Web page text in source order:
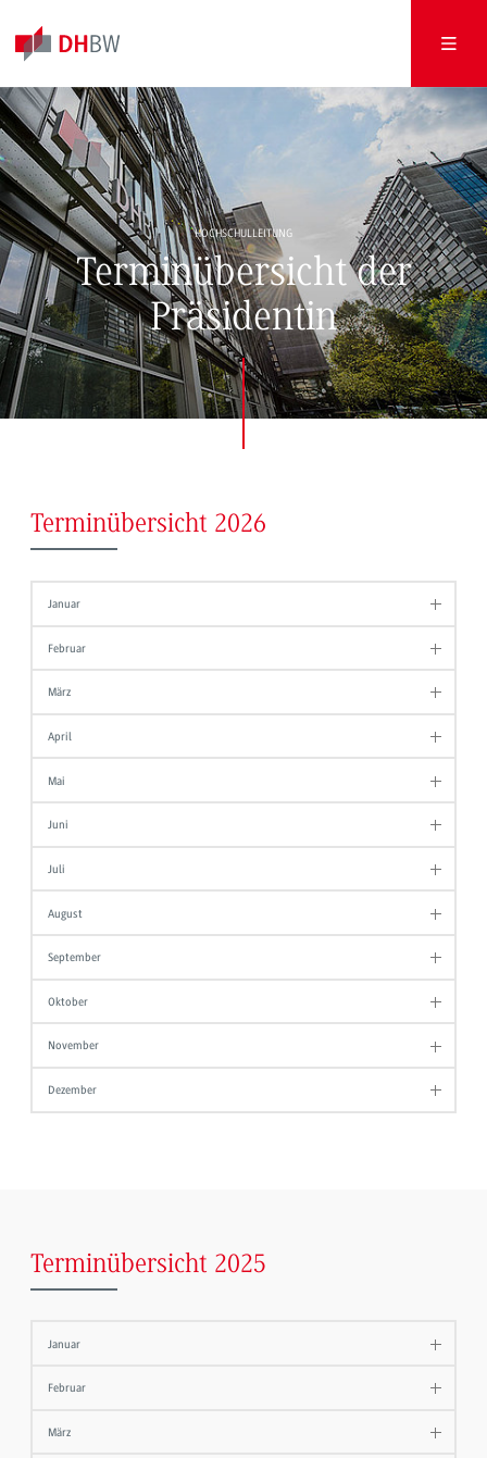
HOCHSCHULLEITUNG
Terminübersicht der
Präsidentin
Terminübersicht 2026
Januar
Februar
März
April
Mai
Juni
Juli
August
September
Oktober
November
Dezember
Terminübersicht 2025
Januar
Februar
März